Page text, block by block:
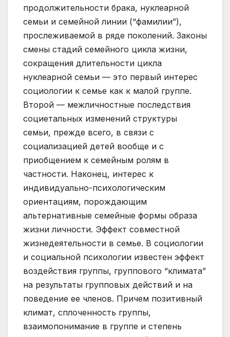
продолжительности брака, нуклеарной
семьи и семейной линии (“фамилии”),
прослеживаемой в ряде поколений. Законы
смены стадий семейного цикла жизни,
сокращения длительности цикла
нуклеарной семьи — это первый интерес
социологии к семье как к малой группе.
Второй — межличностные последствия
социетальных изменений структуры
семьи, прежде всего, в связи с
социализацией детей вообще и с
приобщением к семейным ролям в
частности. Наконец, интерес к
индивидуально-психологическим
ориентациям, порождающим
альтернативные семейные формы образа
жизни личности. Эффект совместной
жизнедеятельности в семье. В социологии
и социальной психологии известен эффект
воздействия группы, группового “климата”
на результаты групповых действий и на
поведение ее членов. Причем позитивный
климат, сплоченность группы,
взаимопонимание в группе и степень